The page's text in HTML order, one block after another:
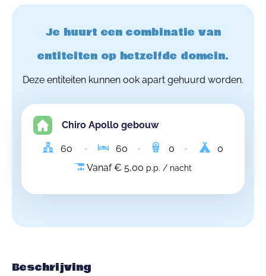
Je huurt een combinatie van
entiteiten op hetzelfde domein.
Deze entiteiten kunnen ook apart gehuurd worden.
Chiro Apollo gebouw
60 60 0
0
Vanaf € 5,00 p.p. / nacht
Beschrijving